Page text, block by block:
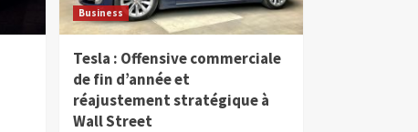
Business
Tesla : Offensive commerciale
de fin d’année et
réajustement stratégique à
Wall Street